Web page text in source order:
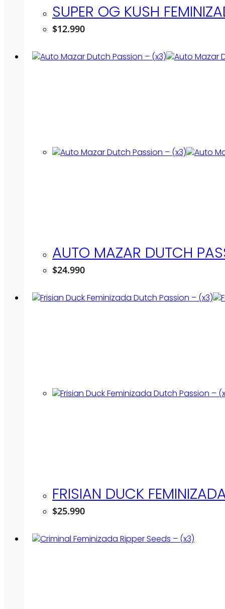
SUPER OG KUSH
$12.990
AUTO MAZAR DUTCH
$24.990
FRISIAN DUCK
$25.990